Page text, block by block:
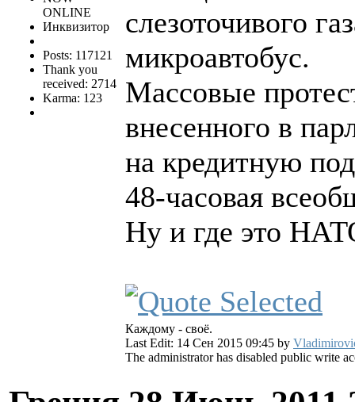
ONLINE
Инквизитор
Posts: 117121
Thank you
received: 2714
Karma: 123
слезоточивого
микроавтобус.
Массовые
внесенного в
на кредитную
48-часовая
Ну и где это
Каждому - своё.
Last Edit: 14 Сен 2015 09:45 by
The administrator has disabled public write